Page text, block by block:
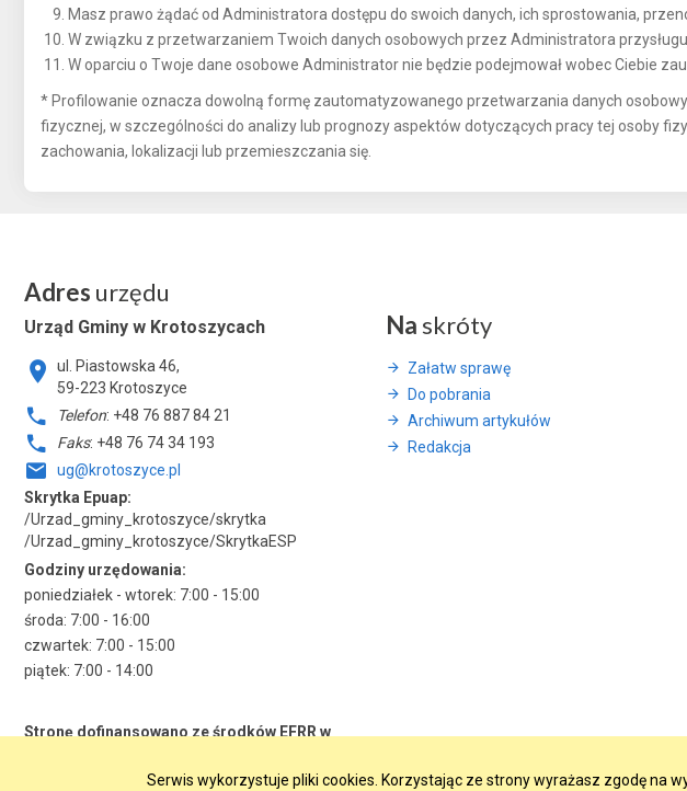
Masz prawo żądać od Administratora dostępu do swoich danych, ich sprostowania,
W związku z przetwarzaniem Twoich danych osobowych przez Administratora
W oparciu o Twoje dane osobowe Administrator nie będzie podejmował wobec Ciebie
* Profilowanie oznacza dowolną formę zautomatyzowanego przetwarzania danych
fizycznej, w szczególności do analizy lub prognozy aspektów dotyczących pracy tej osoby
zachowania, lokalizacji lub przemieszczania się.
Adres urzędu
Urząd Gminy w Krotoszycach
ul. Piastowska 46,
59-223 Krotoszyce
Telefon: +48 76 887 84 21
Faks: +48 76 74 34 193
ug@krotoszyce.pl
Skrytka Epuap:
/Urzad_gminy_krotoszyce/skrytka
/Urzad_gminy_krotoszyce/SkrytkaESP
Godziny urzędowania:
poniedziałek - wtorek: 7:00 - 15:00
środa: 7:00 - 16:00
czwartek: 7:00 - 15:00
piątek: 7:00 - 14:00
Stronę dofinansowano ze środków EFRR w
Na skróty
Załatw sprawę
Do pobrania
Archiwum artykułów
Redakcja
Serwis wykorzystuje pliki cookies. Korzystając ze strony wyrażasz zgodę na